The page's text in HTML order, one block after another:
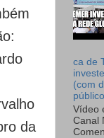
da
ca de
(com
Vídeo
Canal